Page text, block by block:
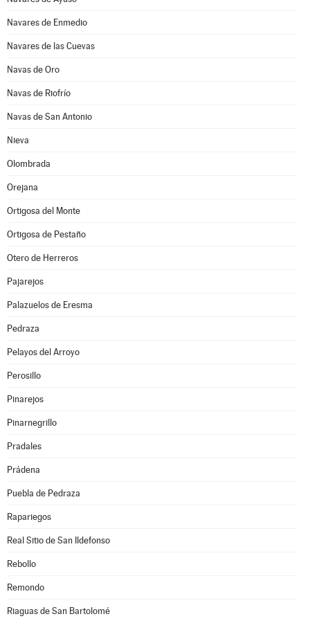
Navares de Enmedio
Navares de las Cuevas
Navas de Oro
Navas de Riofrío
Navas de San Antonio
Nieva
Olombrada
Orejana
Ortigosa del Monte
Ortigosa de Pestaño
Otero de Herreros
Pajarejos
Palazuelos de Eresma
Pedraza
Pelayos del Arroyo
Perosillo
Pinarejos
Pinarnegrillo
Pradales
Prádena
Puebla de Pedraza
Rapariegos
Real Sitio de San Ildefonso
Rebollo
Remondo
Riaguas de San Bartolomé